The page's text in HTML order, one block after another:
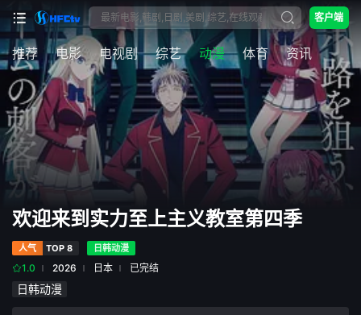
客户端
推荐 电影 电视剧 综艺 动漫 体育 资讯
欢迎来到实力至上主义教室第四季
人气 TOP 8 日韩动漫
1.0 2026 日本 已完结
日韩动漫